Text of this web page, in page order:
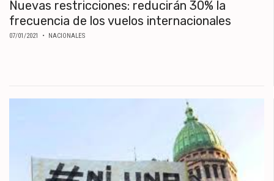
Nuevas restricciones: reducirán 30% la
frecuencia de los vuelos internacionales
07/01/2021 • NACIONALES